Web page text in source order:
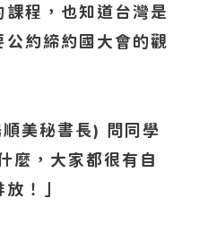
程，也知道台灣是
約締約國大會的觀
美秘書長) 問同學
麼，大家都很有自
！」